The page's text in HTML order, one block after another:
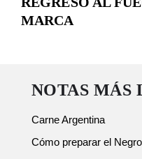
MARCA
NOTAS MÁS
Carne Argentina
Cómo preparar el